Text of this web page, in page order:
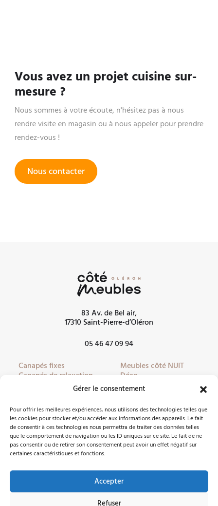
Gérer le consentement
Pour offrir les meilleures expériences, nous utilisons des technologies telles que
les cookies pour stocker et/ou accéder aux informations des appareils. Le fait
de consentir à ces technologies nous permettra de traiter des données telles
que le comportement de navigation ou les ID uniques sur ce site. Le fait de ne
pas consentir ou de retirer son consentement peut avoir un effet négatif sur
certaines caractéristiques et fonctions.
Accepter
Refuser
Vous avez un projet cuisine sur-
mesure ?
Nous sommes à votre écoute, n'hésitez pas à nous
rendre visite en magasin ou à nous appeler pour prendre
rendez-vous !
Nous contacter
83 Av. de Bel air,
17310 Saint-Pierre-d’Oléron
05 46 47 09 94
Canapés fixes
Canapés de relaxation
Canapés convertibles
Meubles côté JOUR
Meubles côté NUIT
Déco
Literie
Linge de lit
Partenaires
FacebookInstagram
Nous contacter